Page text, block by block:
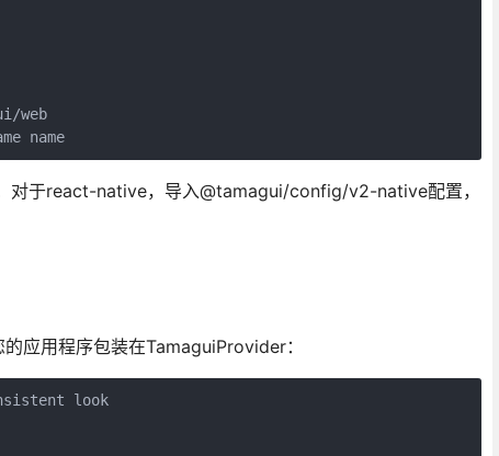
web
name
对于react-native，导入@tamagui/config/v2-native配置，
应用程序包装在TamaguiProvider：
look